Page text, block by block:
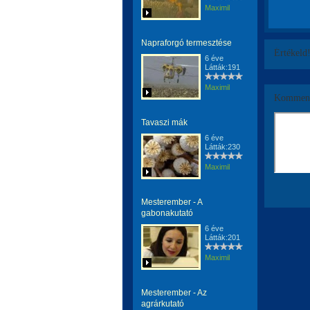
Maximil
Napraforgó termesztése
6 éve
Látták:191
Maximil
Tavaszi mák
6 éve
Látták:230
Maximil
Mesterember - A
gabonakutató
6 éve
Látták:201
Maximil
Mesterember - Az
agrárkutató
Értékeld!